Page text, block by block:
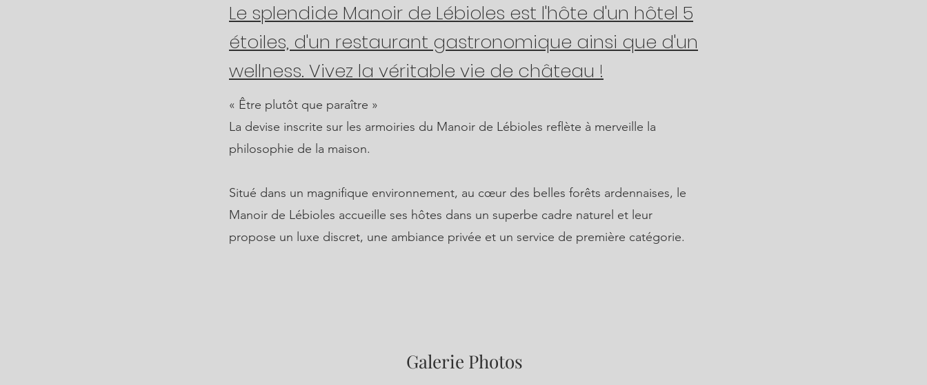
Le splendide Manoir de Lébioles est l'hôte d'un hôtel 5
étoiles, d'un restaurant gastronomique ainsi que d'un
wellness. Vivez la véritable vie de château !
« Être plutôt que paraître »
La devise inscrite sur les armoiries du Manoir de Lébioles reflète à merveille la
philosophie de la maison.
Situé dans un magnifique environnement, au cœur des belles forêts ardennaises, le
Manoir de Lébioles accueille ses hôtes dans un superbe cadre naturel et leur
propose un luxe discret, une ambiance privée et un service de première catégorie.
Galerie Photos